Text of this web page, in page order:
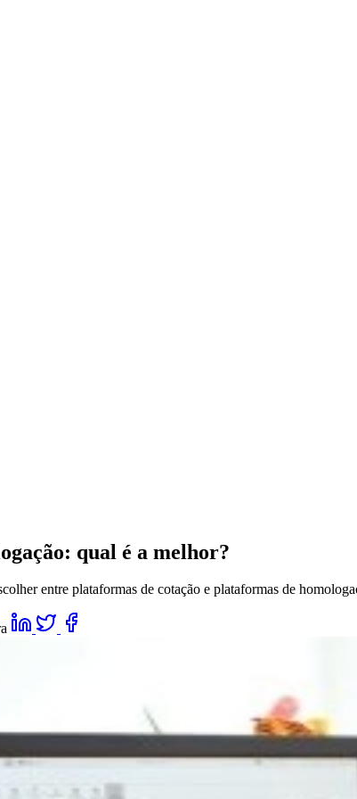
qual é a melhor?
entre plataformas de cotação e plataformas de